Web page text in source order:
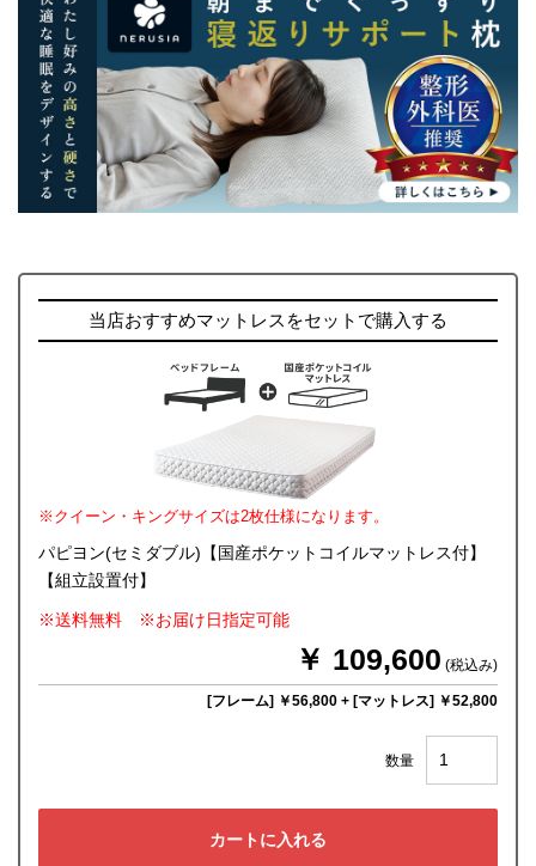
当店おすすめマットレスをセットで購入する
※クイーン・キングサイズは2枚仕様になります。
パピヨン(セミダブル)【国産ポケットコイルマットレス付】
【組立設置付】
※送料無料 ※お届け日指定可能
￥ 109,600 (税込み)
[フレーム] ￥56,800 + [マットレス] ￥52,800
数量